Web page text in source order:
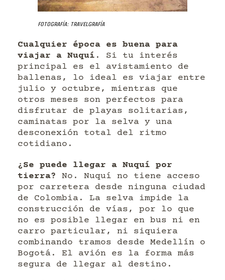
Fotografía: Travelgrafía
Cualquier época es buena para
viajar a Nuquí . Si tu interés
principal es el avistamiento de
ballenas, lo ideal es viajar entre
julio y octubre, mientras que
otros meses son perfectos para
disfrutar de playas solitarias,
caminatas por la selva y una
desconexión total del ritmo
cotidiano.
¿Se puede llegar a Nuquí por
tierra? No. Nuquí no tiene acceso
por carretera desde ninguna ciudad
de Colombia. La selva impide la
construcción de vías, por lo que
no es posible llegar en bus ni en
carro particular, ni siquiera
combinando tramos desde Medellín o
Bogotá. El avión es la forma más
segura de llegar al destino.